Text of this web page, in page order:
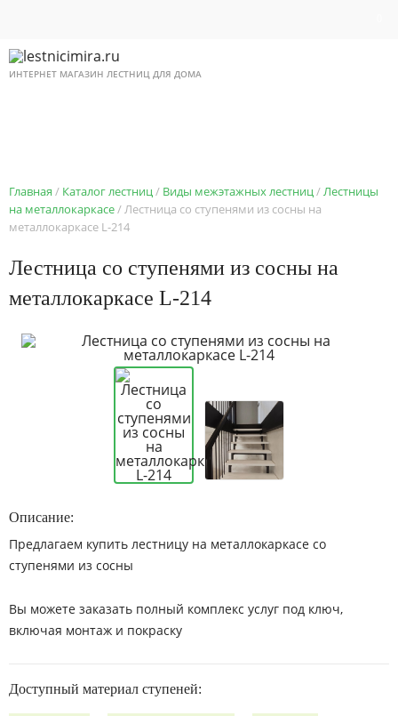
ИНТЕРНЕТ МАГАЗИН ЛЕСТНИЦ ДЛЯ ДОМА
Главная Каталог лестниц Виды межэтажных лестниц
Лестницы
на металлокаркасе
Лестница со ступенями из сосны на
металлокаркасе L-214
Лестница со ступенями из сосны на
металлокаркасе L-214
Описание:
Предлагаем купить лестницу на металлокаркасе со
ступенями из сосны
Вы можете заказать полный комплекс услуг под ключ,
включая монтаж и покраску
Доступный материал ступеней: